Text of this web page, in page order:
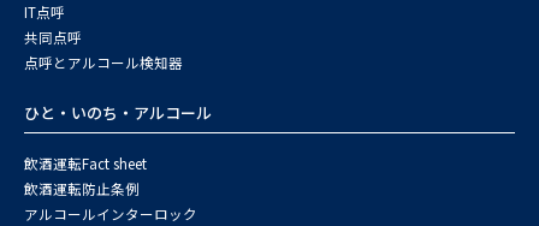
IT点呼
共同点呼
点呼とアルコール検知器
ひと・いのち・アルコール
飲酒運転Fact sheet
飲酒運転防止条例
アルコールインターロック